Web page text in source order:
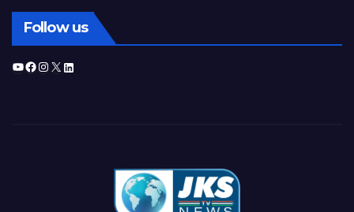
Follow us
YouTube
Facebook
Instagram
X LinkedIn